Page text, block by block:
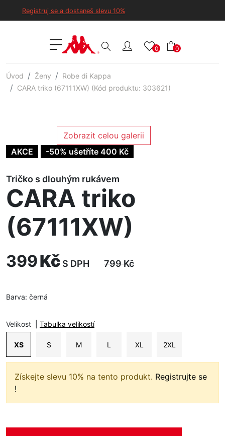
Registruj se a dostaneš slevu 10%
0 0
Úvod Ženy
Robe di Kappa
CARA triko (67111XW) (Kód produktu: 303621)
Zobrazit celou galerii
AKCE
-50% ušetříte 400 Kč
Tričko s dlouhým rukávem
CARA triko
(67111XW)
399Kč S DPH 799Kč
Barva: černá
Velikost Tabulka velikostí
XS S M L XL 2XL
Získejte slevu 10% na tento produkt. Registrujte se
!